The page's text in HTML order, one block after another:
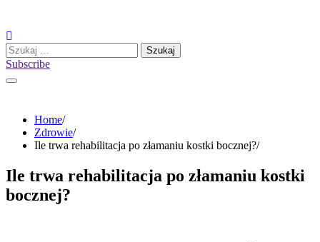
content
Szukaj:
Subscribe
Home
Zdrowie
Ile trwa rehabilitacja po złamaniu kostki bocznej?
Ile trwa rehabilitacja po złamaniu kostki
bocznej?